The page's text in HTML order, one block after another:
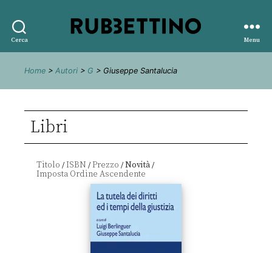
Cerca
editore
Menu
Home > Autori > G > Giuseppe Santalucia
Libri
Titolo /ISBN /Prezzo /Novità/